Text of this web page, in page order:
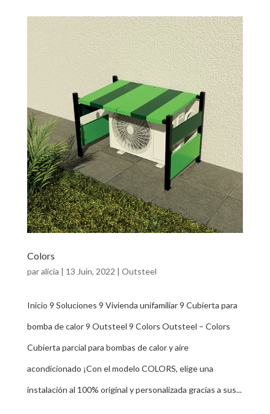
Colors
paralicia | 13 Juin, 2022 | Outsteel
Inicio 9 Soluciones 9 Vivienda unifamiliar 9 Cubierta para
bomba de calor 9 Outsteel 9 Colors Outsteel – Colors
Cubierta parcial para bombas de calor y aire
acondicionado ¡Con el modelo COLORS, elige una
instalación al 100% original y personalizada gracias a sus...